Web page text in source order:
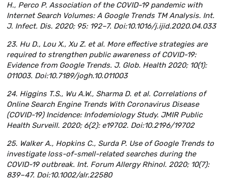
H., Perco P. Association of the COVID-19 pandemic with
Internet Search Volumes: A Google Trends TM Analysis. Int.
J. Infect. Dis. 2020; 95: 192–7. Doi:10.1016/j.ijid.2020.04.033
23. Hu D., Lou X., Xu Z. et al. More effective strategies are
required to strengthen public awareness of COVID-19:
Evidence from Google Trends. J. Glob. Health 2020; 10(1):
011003. Doi:10.7189/jogh.10.011003
24. Higgins T.S., Wu A.W., Sharma D. et al. Correlations of
Online Search Engine Trends With Coronavirus Disease
(COVID-19) Incidence: Infodemiology Study. JMIR Public
Health Surveill. 2020; 6(2): e19702. Doi:10.2196/19702
25. Walker A., Hopkins C., Surda P. Use of Google Trends to
investigate loss-of-smell-related searches during the
COVID-19 outbreak. Int. Forum Allergy Rhinol. 2020; 10(7):
839–47. Doi:10.1002/alr.22580